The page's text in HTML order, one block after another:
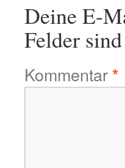
Deine E-
Felder
Kommentar*